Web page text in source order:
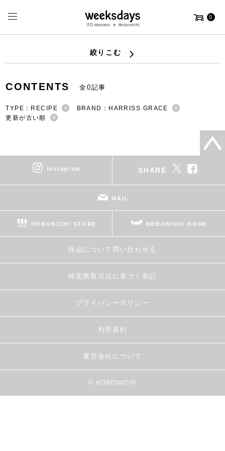
0
絞りこむ
CONTENTS 全0記事
TYPE：RECIPE
BRAND：HARRISS GRACE
更新が古い順
instagram SHARE
MAIL
HOBONICHI STORE HOBONICHI HOME
商品について問い合わせる
特定商取引法に基づく表記
プライバシーポリシー
利用規約
運営会社について
© HOBONICHI